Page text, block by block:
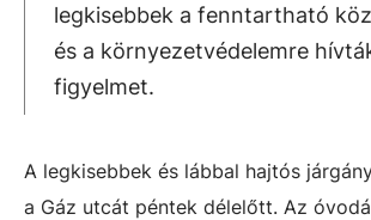
legkisebbek a fenntartható
és a környezetvédelemre
figyelmet.
A legkisebbek és lábbal hajtós
a Gáz utcát péntek délelőtt. Az